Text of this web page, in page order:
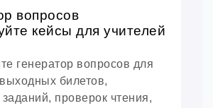
вопросов
кейсы для учителей
генератор вопросов для
билетов,
проверок чтения,